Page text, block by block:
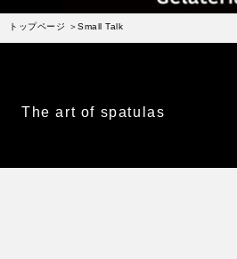
プレマルシェジェラテリアについて
トップページ Small Talk
The art of spatulas